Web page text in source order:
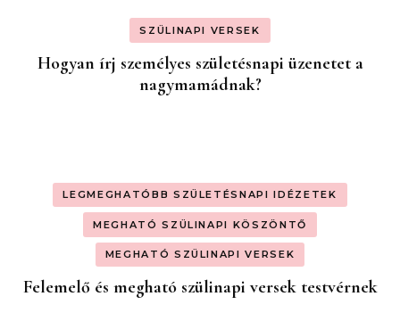
SZÜLINAPI VERSEK
Hogyan írj személyes születésnapi üzenetet a
nagymamádnak?
LEGMEGHATÓBB SZÜLETÉSNAPI IDÉZETEK
MEGHATÓ SZÜLINAPI KÖSZÖNTŐ
MEGHATÓ SZÜLINAPI VERSEK
Felemelő és megható szülinapi versek testvérnek